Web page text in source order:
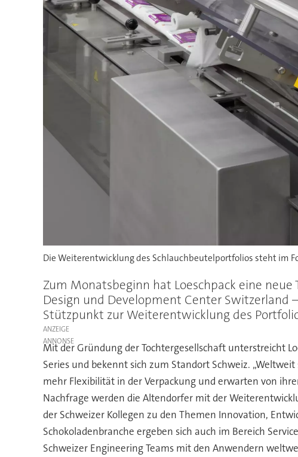
Die Weiterentwicklung des Schlauchbeutelportfolios steht im
Zum Monatsbeginn hat Loeschpack eine
Design und Development Center Switzerland
Stützpunkt zur Weiterentwicklung des
ANZEIGE
Mit der Gründung der Tochtergesellschaft unterstreicht
Series und bekennt sich zum Standort Schweiz.
mehr Flexibilität in der Verpackung und erwarten von
Nachfrage werden die Altendorfer mit der
der Schweizer Kollegen zu den Themen Innovation,
Schokoladenbranche ergeben sich auch im Bereich
Schweizer Engineering Teams mit den Anwendern